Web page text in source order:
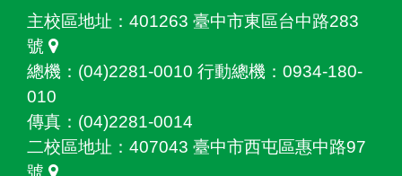
主校區地址： 401263 臺中市東區台中路283
號
總機：(04)2281-0010 行動總機：0934-180-
010
傳真：(04)2281-0014
二校區地址： 407043 臺中市西屯區惠中路97
號